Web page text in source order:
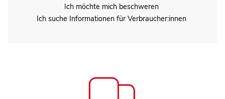
Ich möchte mich beschweren
Ich suche Informationen für Verbraucher:innen